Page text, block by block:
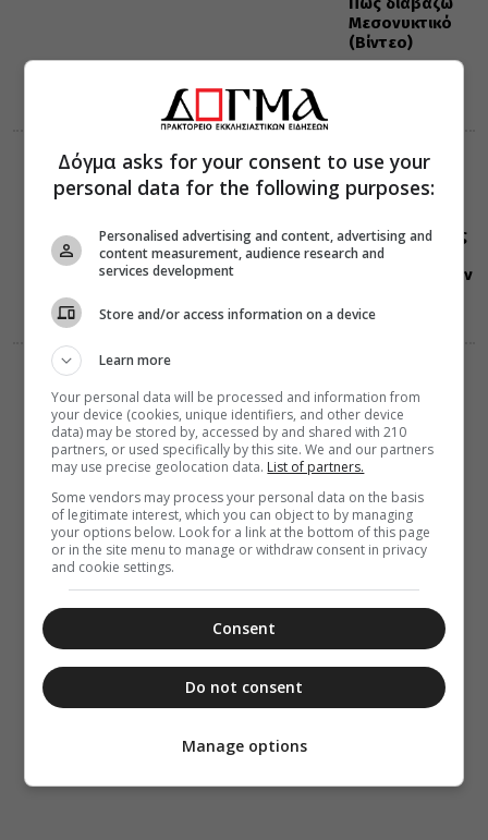
Μεσονυκτικό
(Βίντεο)
ΕΟΡΤΟΛΟΓΙΟ
0:41
Όλες οι εορτές
και γεγονότα
που συνέβησαν
09 Αυγούστου 2026
22:30
Γέρων Εφραίμ:
Η μετάνοια ως
δωρεά του
Δόγμα asks for your consent to use your
personal data for the following purposes:
Personalised advertising and content, advertising and
content measurement, audience research and
services development
Store and/or access information on a device
Learn more
Your personal data will be processed and information from
your device (cookies, unique identifiers, and other device
data) may be stored by, accessed by and shared with 210
partners, or used specifically by this site. We and our partners
may use precise geolocation data. List of partners.
Some vendors may process your personal data on the basis
of legitimate interest, which you can object to by managing
your options below. Look for a link at the bottom of this page
or in the site menu to manage or withdraw consent in privacy
and cookie settings.
Consent
Do not consent
Manage options